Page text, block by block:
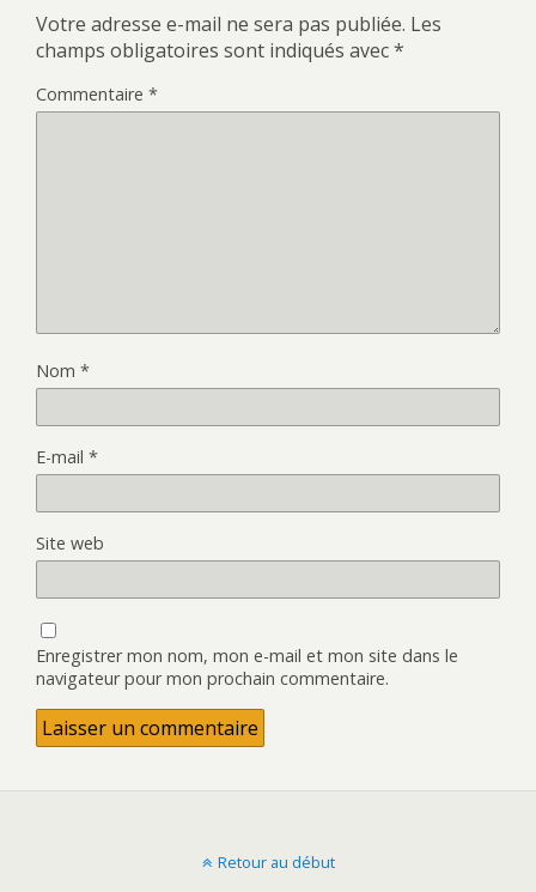
Votre adresse e-mail ne sera pas publiée. Les
champs obligatoires sont indiqués avec*
Commentaire *
Nom *
E-mail *
Site web
Enregistrer mon nom, mon e-mail et mon site dans le
navigateur pour mon prochain commentaire.
Retour au début